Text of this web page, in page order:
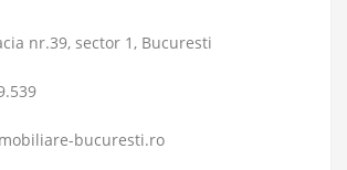
nr.39, sector 1, Bucuresti
bucuresti.ro